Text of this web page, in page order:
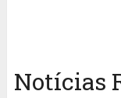
Notícias